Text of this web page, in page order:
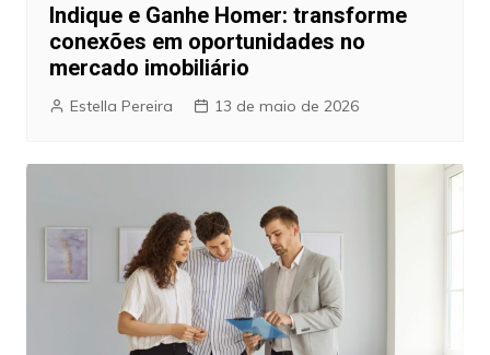
Indique e Ganhe Homer: transforme
conexões em oportunidades no
mercado imobiliário
Estella Pereira 13 de maio de 2026